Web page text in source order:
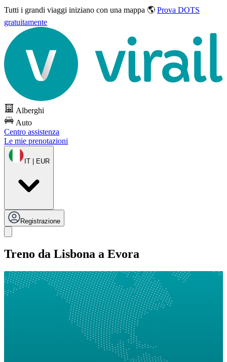
Tutti i grandi viaggi iniziano con una mappa 🌎 Prova DOTS
gratuitamente
Alberghi
Auto
Centro assistenza
Le mie prenotazioni
IT | EUR
Registrazione
Treno da Lisbona a Evora